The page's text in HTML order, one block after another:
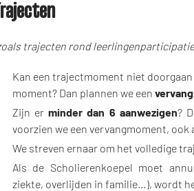
trajecten rond
Kan een trajectmoment niet
moment? Dan plannen we een
Zijn erminder dan 6 aanwezigen?
voorzien we een vervangmoment, ook
We streven ernaar om het volledige
Als de Scholierenkoepel moet
ziekte, overlijden in familie…), wordt